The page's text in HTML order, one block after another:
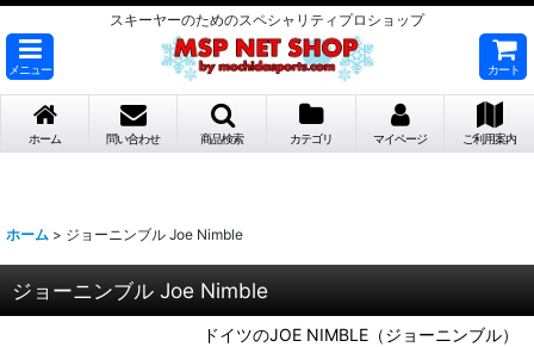
スキーヤーのためのスペシャリティプロショップ
メニュー カート
ホーム 問い合わせ 商品検索 カテゴリ マイページ ご利用案内
ホーム > ジョーニンブル Joe Nimble
ジョーニンブル Joe Nimble
ドイツのJOE NIMBLE（ジョーニンブル）